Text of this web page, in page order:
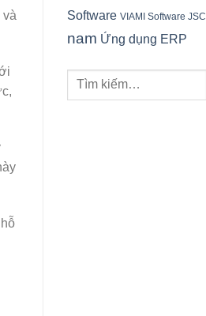
và
Software VIAMI Software JSC
nam Ứng dụng ERP